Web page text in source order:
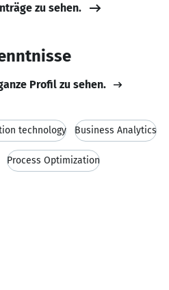
zu sehen.
Profil zu sehen.
technology Business Analytics
Process Optimization